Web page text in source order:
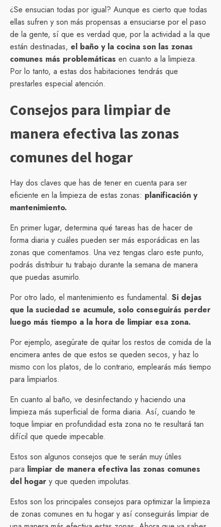
¿Se ensucian todas por igual? Aunque es cierto que todas
ellas sufren y son más propensas a ensuciarse por el paso
de la gente, sí que es verdad que, por la actividad a la que
están destinadas, el baño y la cocina son las zonas
comunes más problemáticas en cuanto a la limpieza.
Por lo tanto, a estas dos habitaciones tendrás que
prestarles especial atención.
Consejos para limpiar de
manera efectiva las zonas
comunes del hogar
Hay dos claves que has de tener en cuenta para ser
eficiente en la limpieza de estas zonas: planificación y
mantenimiento.
En primer lugar, determina qué tareas has de hacer de
forma diaria y cuáles pueden ser más esporádicas en las
zonas que comentamos. Una vez tengas claro este punto,
podrás distribuir tu trabajo durante la semana de manera
que puedas asumirlo.
Por otro lado, el mantenimiento es fundamental. Si dejas
que la suciedad se acumule, solo conseguirás perder
luego más tiempo a la hora de limpiar esa zona.
Por ejemplo, asegúrate de quitar los restos de comida de la
encimera antes de que estos se queden secos, y haz lo
mismo con los platos, de lo contrario, emplearás más tiempo
para limpiarlos.
En cuanto al baño, ve desinfectando y haciendo una
limpieza más superficial de forma diaria. Así, cuando te
toque limpiar en profundidad esta zona no te resultará tan
difícil que quede impecable.
Estos son algunos consejos que te serán muy útiles
para limpiar de manera efectiva las zonas comunes
del hogar y que queden impolutas.
Estos son los principales consejos para optimizar la limpieza
de zonas comunes en tu hogar y así conseguirás limpiar de